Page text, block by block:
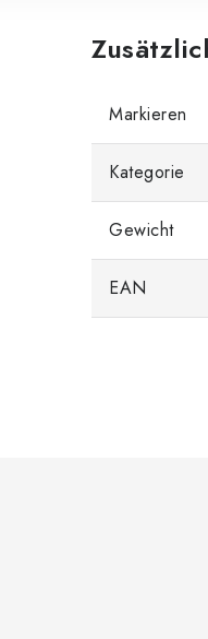
Markieren
Kategorie
Gewicht
EAN